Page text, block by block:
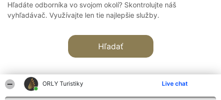
ORLY Turistiky Live chat
Hľadáte odborníka vo svojom okolí? Skontrolujte náš
vyhľadávač. Využívajte len tie najlepšie služby.
Hľadať